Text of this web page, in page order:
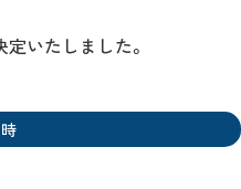
いたしました。